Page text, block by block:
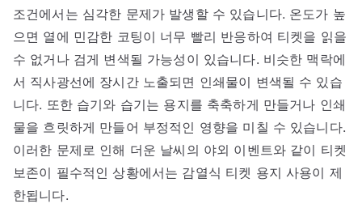
조건에서는 심각한 문제가 발생할 수 있습니다. 온도가 높
으면 열에 민감한 코팅이 너무 빨리 반응하여 티켓을 읽을
수 없거나 검게 변색될 가능성이 있습니다. 비슷한 맥락에
서 직사광선에 장시간 노출되면 인쇄물이 변색될 수 있습
니다. 또한 습기와 습기는 용지를 축축하게 만들거나 인쇄
물을 흐릿하게 만들어 부정적인 영향을 미칠 수 있습니다.
이러한 문제로 인해 더운 날씨의 야외 이벤트와 같이 티켓
보존이 필수적인 상황에서는 감열식 티켓 용지 사용이 제
한됩니다.